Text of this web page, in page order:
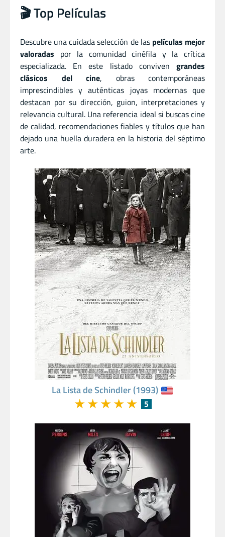
🎬 Top Películas
Descubre una cuidada selección de las películas mejor
valoradas por la comunidad cinéfila y la crítica
especializada. En este listado conviven grandes
clásicos del cine, obras contemporáneas
imprescindibles y auténticas joyas modernas que
destacan por su dirección, guion, interpretaciones y
relevancia cultural. Una referencia ideal si buscas cine
de calidad, recomendaciones fiables y títulos que han
dejado una huella duradera en la historia del séptimo
arte.
La Lista de Schindler (1993)
★★★★★ 5